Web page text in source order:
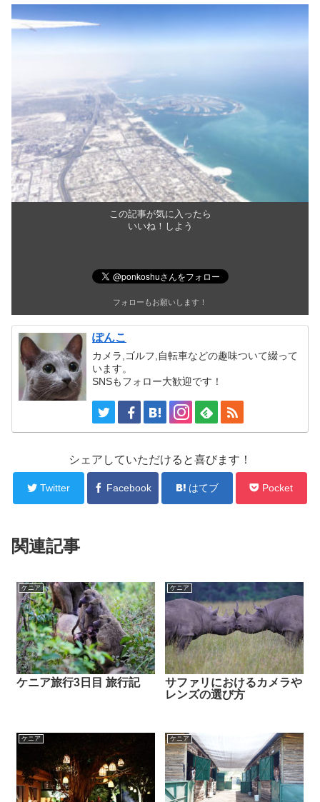
この記事が気に入ったら
いいね！しよう
フォローもお願いします！
ぽんこ
カメラ,ゴルフ,自転車などの趣味ついて綴って
います。
SNSもフォロー大歓迎です！
シェアしていただけると喜びます！
Twitter Facebook はてブ Pocket
関連記事
ケニア
ケニア旅行3日目 旅行記
ケニア
サファリにおけるカメラや
レンズの選び方
ケニア ケニア